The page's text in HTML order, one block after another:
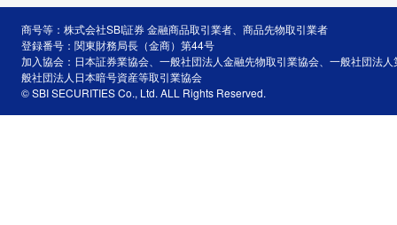
商号等：株式会社SBI証券 金融商品取引業者、商品先物取引業者
登録番号：関東財務局長（金商）第44号
加入協会：日本証券業協会、一般社団法人金融先物取引業協会、一般社団法
般社団法人日本暗号資産等取引業協会
© SBI SECURITIES Co., Ltd. ALL Rights Reserved.